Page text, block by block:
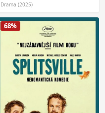
Drama (2025)
68%